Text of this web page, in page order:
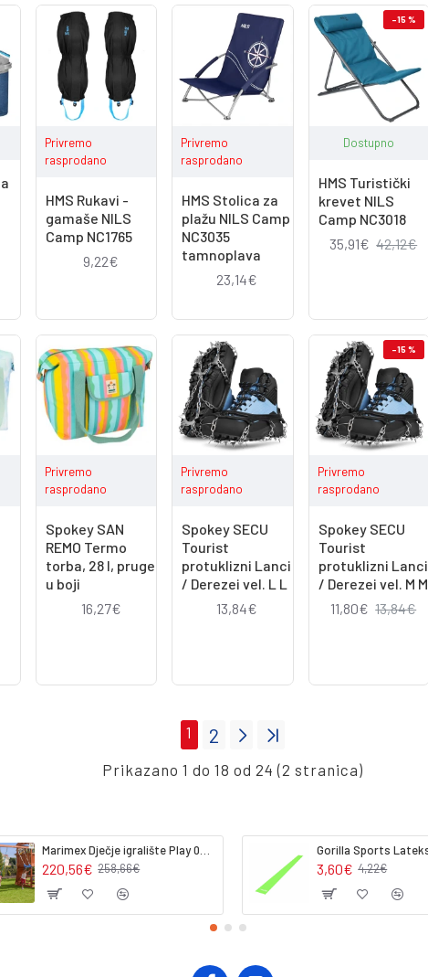
Privremo
rasprodano
HMS Rukavi -
gamaše NILS
Camp NC1765
9,22€
Privremo
rasprodano
HMS Stolica za
plažu NILS Camp
NC3035
tamnoplava
23,14€
-15 %
Dostupno
HMS Turistički
krevet NILS
Camp NC3018
35,91€ 42,12€
Privremo
rasprodano
Spokey SAN
REMO Termo
torba, 28 l, pruge
u boji
16,27€
Privremo
rasprodano
Spokey SECU
Tourist
protuklizni Lanci
/ Derezei vel. L L
13,84€
-15 %
Privremo
rasprodano
Spokey SECU
Tourist
protuklizni Lanci
/ Derezei vel. M M
11,80€ 13,84€
1 2
Prikazano 1 do 18 od 24 (2 stranica)
220,56€ 258,66€ 3,60€ 4,22€